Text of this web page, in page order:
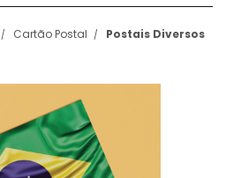
Cartão Postal Postais Diversos